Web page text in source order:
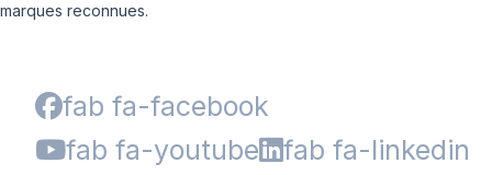
marques reconnues.
fab fa-facebook
fab fa-youtube
fab fa-linkedin